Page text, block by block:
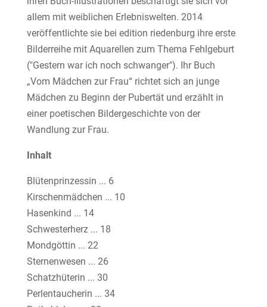
allem mit weiblichen Erlebniswelten. 2014
veröffentlichte sie bei edition riedenburg ihre erste
Bilderreihe mit Aquarellen zum Thema Fehlgeburt
("Gestern war ich noch schwanger"). Ihr Buch
„Vom Mädchen zur Frau“ richtet sich an junge
Mädchen zu Beginn der Pubertät und erzählt in
einer poetischen Bildergeschichte von der
Wandlung zur Frau.
Inhalt
Blütenprinzessin ... 6
Kirschenmädchen ... 10
Hasenkind ... 14
Schwesterherz ... 18
Mondgöttin ... 22
Sternenwesen ... 26
Schatzhüterin ... 30
Perlentaucherin ... 34